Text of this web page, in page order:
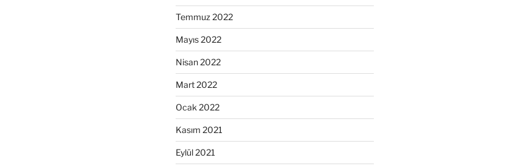
Temmuz 2022
Mayıs 2022
Nisan 2022
Mart 2022
Ocak 2022
Kasım 2021
Eylül 2021